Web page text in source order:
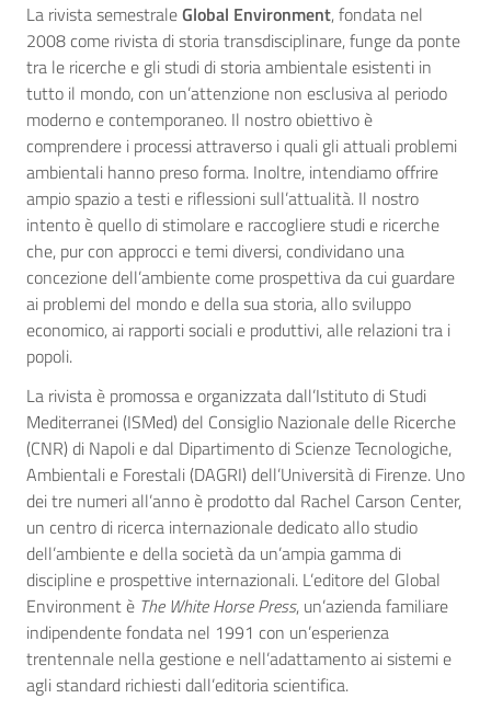
La rivista semestraleGlobal Environment, fondata nel
2008 come rivista di storia transdisciplinare, funge da ponte
tra le ricerche e gli studi di storia ambientale esistenti in
tutto il mondo, con un’attenzione non esclusiva al periodo
moderno e contemporaneo. Il nostro obiettivo è
comprendere i processi attraverso i quali gli attuali problemi
ambientali hanno preso forma. Inoltre, intendiamo offrire
ampio spazio a testi e riflessioni sull’attualità. Il nostro
intento è quello di stimolare e raccogliere studi e ricerche
che, pur con approcci e temi diversi, condividano una
concezione dell’ambiente come prospettiva da cui guardare
ai problemi del mondo e della sua storia, allo sviluppo
economico, ai rapporti sociali e produttivi, alle relazioni tra i
popoli.
La rivista è promossa e organizzata dall’Istituto di Studi
Mediterranei (ISMed) del Consiglio Nazionale delle Ricerche
(CNR) di Napoli e dal Dipartimento di Scienze Tecnologiche,
Ambientali e Forestali (DAGRI) dell’Università di Firenze. Uno
dei tre numeri all’anno è prodotto dal Rachel Carson Center,
un centro di ricerca internazionale dedicato allo studio
dell’ambiente e della società da un’ampia gamma di
discipline e prospettive internazionali. L’editore del Global
Environment è The White Horse Press, un’azienda familiare
indipendente fondata nel 1991 con un’esperienza
trentennale nella gestione e nell’adattamento ai sistemi e
agli standard richiesti dall’editoria scientifica.